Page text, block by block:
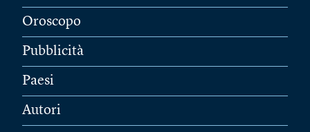
Oroscopo
Pubblicità
Paesi
Autori